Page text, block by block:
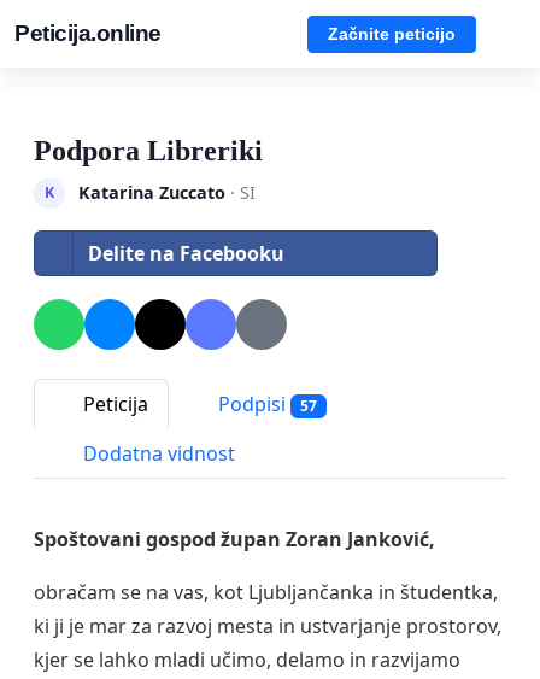
Peticija.online Začnite peticijo
Podpora Libreriki
K Katarina Zuccato· SI
Delite na Facebooku
Peticija Podpisi 57
Dodatna vidnost
Spoštovani gospod župan Zoran Janković,
obračam se na vas, kot Ljubljančanka in študentka,
ki ji je mar za razvoj mesta in ustvarjanje prostorov,
kjer se lahko mladi učimo, delamo in razvijamo